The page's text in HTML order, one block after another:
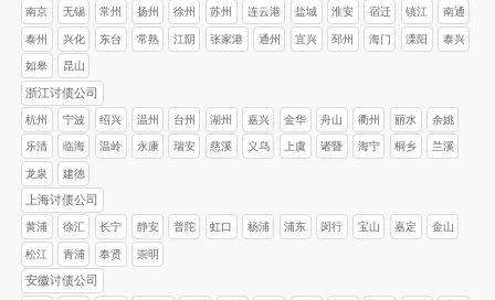
南京 无锡 常州 扬州 徐州 苏州 连云港 盐城 淮安 宿迁 镇江 南通
泰州 兴化 东台 常熟 江阴 张家港 通州 宜兴 邳州 海门 溧阳 泰兴
如皋 昆山
浙江讨债公司
杭州 宁波 绍兴 温州 台州 湖州 嘉兴 金华 舟山 衢州 丽水 余姚
乐清 临海 温岭 永康 瑞安 慈溪 义乌 上虞 诸暨 海宁 桐乡 兰溪
龙泉 建德
上海讨债公司
黄浦 徐汇 长宁 静安 普陀 虹口 杨浦 浦东 闵行 宝山 嘉定 金山
松江 青浦 奉贤 崇明
安徽讨债公司